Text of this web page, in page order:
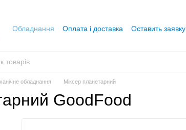
Обладнання Оплата і доставка Оставить заявку
обладнання Міксер планетарний
GoodFood